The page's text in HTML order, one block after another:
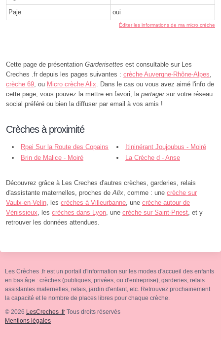
Paje oui
Éditer les informations de ma micro crèche
Cette page de présentation Garderisettes est consultable sur Les
Creches .fr depuis les pages suivantes : crèche Auvergne-Rhône-Alpes,
crèche 69, ou Micro crèche Alix. Dans le cas ou vous avez aimé l'info de
cette page, vous pouvez la mettre en favori, la partagersur votre réseau
social préféré ou bien la diffuser par email à vos amis !
Crèches à proximité
Rpei Sur la Route des Copains
- Anse
Itininérant Joujoubus - Moiré
Brin de Malice - Moiré
La Crèche d - Anse
Découvrez grâce à Les Creches d'autres crèches, garderies, relais
d'assistante maternelles, proches deAlix, comme : une crèche sur
Vaulx-en-Velin, les crèches à Villeurbanne, une crèche autour de
Vénissieux, les crèches dans Lyon, une crèche sur Saint-Priest, et y
retrouver les données attendues.
Les Crèches .fr est un portail d'information sur les modes d'accueil des enfants
en bas âge : crèches (publiques, privées, ou d'entreprise), garderies, relais
assistantes maternelles, relais, jardin d'enfant, etc. Retrouvez prochainement
la capacité et le nombre de places libres pour chaque crèche.
© 2026 LesCreches .fr Tous droits réservés
Mentions légales